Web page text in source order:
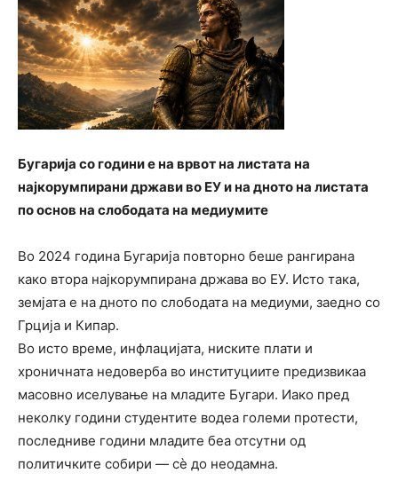
Бугарија со години е на врвот на листата на
најкорумпирани држави во ЕУ и на дното на листата
по основ на слободата на медиумите
Во 2024 година Бугарија повторно беше рангирана
како втора најкорумпирана држава во ЕУ. Исто така,
земјата е на дното по слободата на медиуми, заедно со
Грција и Кипар.
Во исто време, инфлацијата, ниските плати и
хроничната недоверба во институциите предизвикаа
масовно иселување на младите Бугари. Иако пред
неколку години студентите водеа големи протести,
последниве години младите беа отсутни од
политичките собири — сè до неодамна.